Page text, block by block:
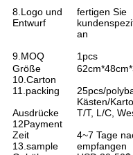
8.Logo und
Entwurf
fertigen Sie
an
9.MOQ
1pcs
Größe
10.Carton
11.packing
25pcs/
Kästen/
Ausdrücke
12Payment
T/T, L/C,
Zeit
13.sample
4~7 Tage
empfangen